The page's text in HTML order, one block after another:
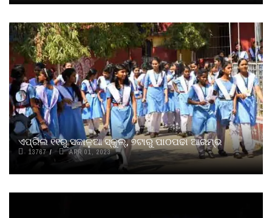
ଏପ୍ରିଲ ୧୧ରୁ ସକାଳୁଆ ସ୍କୁଲ୍‌, ୭ଟାରୁ ପାଠପଢା ଆରମ୍ଭ
13767 APR 01, 2023